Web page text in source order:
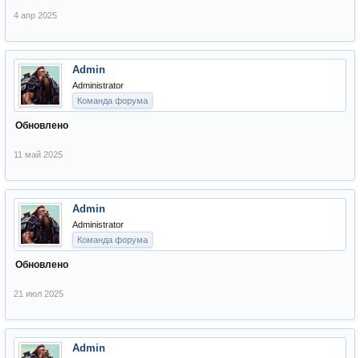
4 апр 2025
Admin
Administrator
Команда форума
Обновлено
11 май 2025
Admin
Administrator
Команда форума
Обновлено
21 июл 2025
Admin